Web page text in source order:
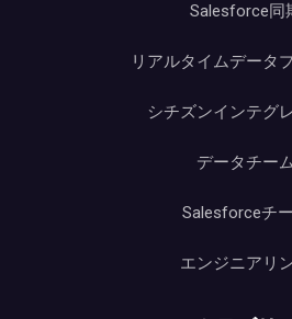
Salesforce同
リアルタイムデータ
シチズンインテグ
データチー
Salesforceチ
エンジニアリ